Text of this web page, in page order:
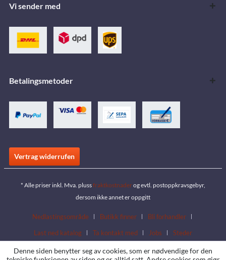
Vi sender med
Betalingsmetoder
Vertrag widerrufen
* Alle priser inkl. Mva. plussfraktkostnaderog evtl. postoppkravsgebyr,
dersom ikke annet er oppgitt
Nedlastingsområde Butikk finner
Bli forhandler
Last ned katalog
Ta kontakt med Jobs Steder
Denne siden benytter seg av cookies, som er nødvendige for den